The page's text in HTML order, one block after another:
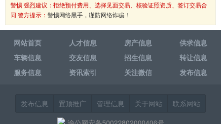
警惕 强烈建议：拒绝预付费用、选择见面交易、核验证照资质、签订交易合
同 警方提示： 警惕网络黑手，谨防网络诈骗！
网站首页 人才信息 房产信息
供求信息
车辆信息
交友信息 招生信息
转让信息
服务信息
资讯索引 关注微信 发布信息
发布信息 置顶推广 管理信息 关于网站
联系网站